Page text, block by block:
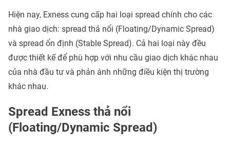
Hiện nay, Exness cung cấp hai loại spread chính cho các
nhà giao dịch: spread thả nổi (Floating/Dynamic Spread)
và spread ổn định (Stable Spread). Cả hai loại này đều
được thiết kế để phù hợp với nhu cầu giao dịch khác nhau
của nhà đầu tư và phản ánh những điều kiện thị trường
khác nhau.
Spread Exness thả nổi
(Floating/Dynamic Spread)